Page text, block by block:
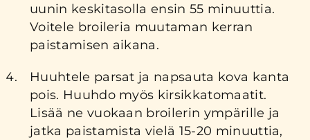
uunin keskitasolla ensin 55 minuuttia.
Voitele broileria muutaman kerran
paistamisen aikana.
Huuhtele parsat ja napsauta kova kanta
pois. Huuhdo myös kirsikkatomaatit.
Lisää ne vuokaan broilerin ympärille ja
jatka paistamista vielä 15-20 minuuttia,